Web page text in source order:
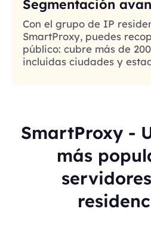
Segmentación
Con el grupo de IP
SmartProxy, puedes
público: cubre más de
incluidas ciudades y
SmartProxy -
más